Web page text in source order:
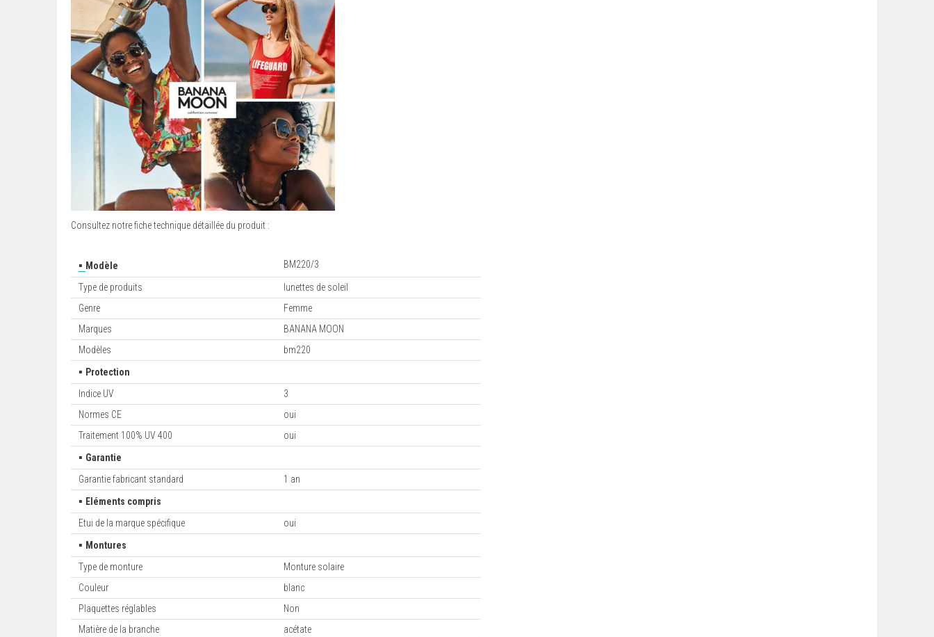
Consultez notre fiche technique détaillée du produit :
▪ Modèle BM220/3
Type de produits
lunettes de soleil
Genre
Femme
Marques
BANANA MOON
Modèles
bm220
▪ Protection
Indice UV
3
Normes CE
oui
Traitement 100% UV 400
oui
▪ Garantie
Garantie fabricant standard
1 an
▪ Eléments compris
Etui de la marque spécifique
oui
▪ Montures
Type de monture
Monture solaire
Couleur
blanc
Plaquettes réglables
Non
Matière de la branche
acétate